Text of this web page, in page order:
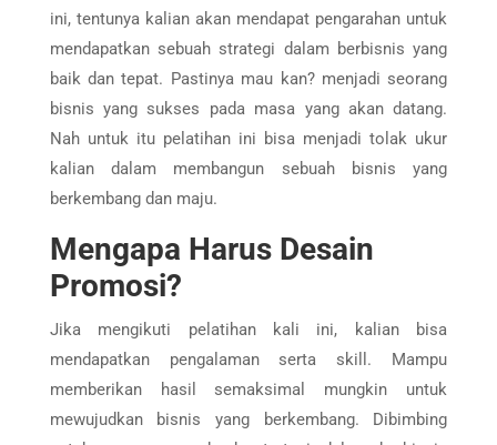
ini, tentunya kalian akan mendapat pengarahan untuk
mendapatkan sebuah strategi dalam berbisnis yang
baik dan tepat. Pastinya mau kan? menjadi seorang
bisnis yang sukses pada masa yang akan datang.
Nah untuk itu pelatihan ini bisa menjadi tolak ukur
kalian dalam membangun sebuah bisnis yang
berkembang dan maju.
Mengapa Harus Desain
Promosi?
Jika mengikuti pelatihan kali ini, kalian bisa
mendapatkan pengalaman serta skill. Mampu
memberikan hasil semaksimal mungkin untuk
mewujudkan bisnis yang berkembang. Dibimbing